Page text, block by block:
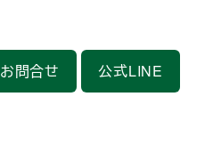
お問合せ 公式LINE